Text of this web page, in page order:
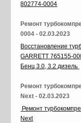
802774-0004
Ремонт
0004 - 02.03.2023
Восстановление
GARRETT 765155-
Бенц 3.0, 3.2 дизель
Ремонт
Next - 02.03.2023
Ремонт
Next